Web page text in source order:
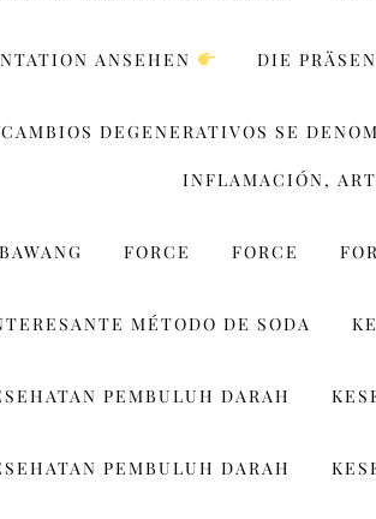
ANSEHEN DIE
DEGENERATIVOS SE
INFLAMACIÓN,
FORCE FORCE
MÉTODO DE SODA
PEMBULUH DARAH
PEMBULUH DARAH